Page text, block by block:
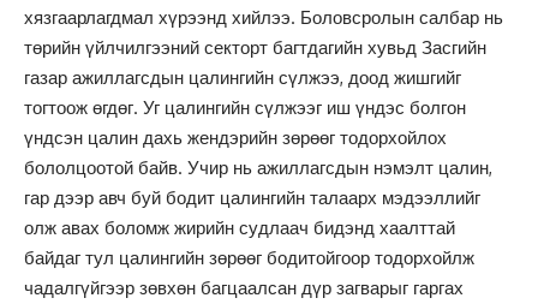
хязгаарлагдмал хүрээнд хийлээ. Боловсролын салбар нь
төрийн үйлчилгээний секторт багтдагийн хувьд Засгийн
газар ажиллагсдын цалингийн сүлжээ, доод жишгийг
тогтоож өгдөг. Уг цалингийн сүлжээг иш үндэс болгон
үндсэн цалин дахь жендэрийн зөрөөг тодорхойлох
бололцоотой байв. Учир нь ажиллагсдын нэмэлт цалин,
гар дээр авч буй бодит цалингийн талаарх мэдээллийг
олж авах боломж жирийн судлаач бидэнд хаалттай
байдаг тул цалингийн зөрөөг бодитойгоор тодорхойлж
чадалгүйгээр зөвхөн багцаалсан дүр загварыг гаргах